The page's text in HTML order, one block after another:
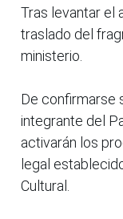
Tras levantar el
traslado del
ministerio.
De confirmarse
integrante del
activarán los
legal
Cultural.